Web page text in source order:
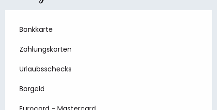
Bankkarte
Zahlungskarten
Urlaubsschecks
Bargeld